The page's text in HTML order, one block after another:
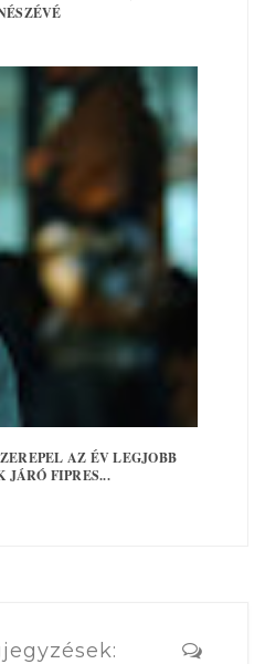
AZ ÉV LEGJOBB
JÁRÓ FIPRES...